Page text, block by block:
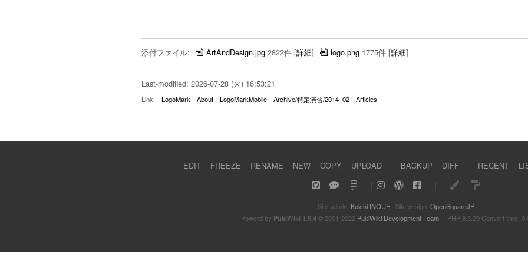
添付ファイル: ArtAndDesign.jpg 2822件 [詳細] logo.png 1775件 [詳細]
Last-modified: 2026-07-28 (火) 16:53:21
Link: LogoMark About LogoMarkMobile Archive/特定演習/2014_02 Articles
EDIT FREEZE RENAME NEW COPY UPLOAD BACKUP DIFF RECENT
Site admin: Koichi INOUE Site design: OpenSquareJP
Powerd by PukiWiki 1.5.4© 2001-2022 PukiWiki Development TeamPHP 8.3.29 Convert time: